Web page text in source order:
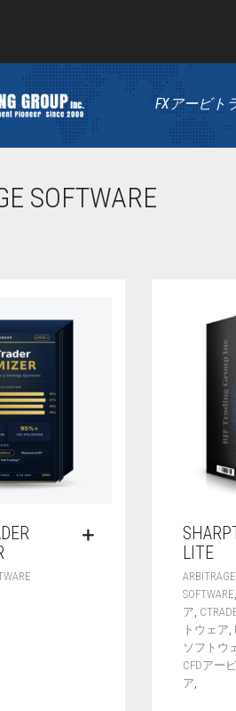
FXアービト
SOFTWARE
LITE
SOFTWARE
ア,
トウェア,
ソフトウ
CFDアー
ア,